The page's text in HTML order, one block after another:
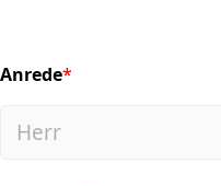
Anrede*
(required)